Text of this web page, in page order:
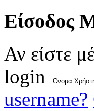
Eίσοδος
Αν είστε
login
username?